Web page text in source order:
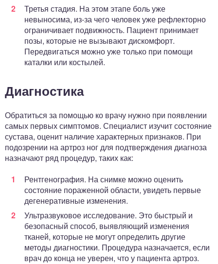
Третья стадия. На этом этапе боль уже
невыносима, из-за чего человек уже рефлекторно
ограничивает подвижность. Пациент принимает
позы, которые не вызывают дискомфорт.
Передвигаться можно уже только при помощи
каталки или костылей.
Диагностика
Обратиться за помощью ко врачу нужно при появлении
самых первых симптомов. Специалист изучит состояние
сустава, оценит наличие характерных признаков. При
подозрении на артроз ног для подтверждения диагноза
назначают ряд процедур, таких как:
Рентгенография. На снимке можно оценить
состояние пораженной области, увидеть первые
дегенеративные изменения.
Ультразвуковое исследование. Это быстрый и
безопасный способ, выявляющий изменения
тканей, которые не могут определить другие
методы диагностики. Процедура назначается, если
врач до конца не уверен, что у пациента артроз.